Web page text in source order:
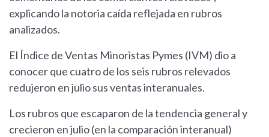
explicando la notoria caída reflejada en rubros
analizados.
El Índice de Ventas Minoristas Pymes (IVM) dio a
conocer que cuatro de los seis rubros relevados
redujeron en julio sus ventas interanuales.
Los rubros que escaparon de la tendencia general y
crecieron en julio (en la comparación interanual)